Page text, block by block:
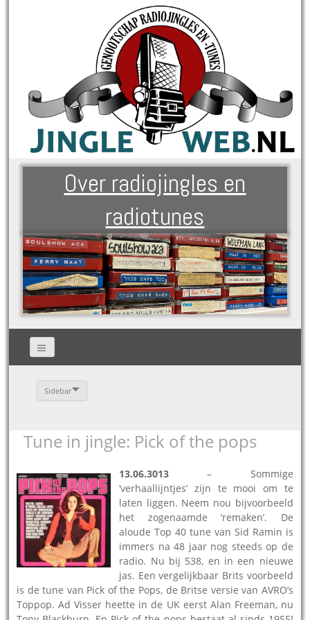
Over radiojingles en
radiotunes
Sidebar
Tune in jingle: Pick of the pops
13.06.3013 – Sommige
‘verhaallijntjes’ zijn te mooi om te
laten liggen. Neem nou bijvoorbeeld
het zogenaamde ‘remaken’. De
aloude Top 40 tune van Sid Ramin is
immers na 48 jaar nog steeds op de
radio. Nu bij 538, en in een nieuwe
jas. Een vergelijkbaar Brits voorbeeld
is de tune van Pick of the Pops, de Britse versie van AVRO’s
Toppop. Ad Visser heette in de UK eerst Alan Freeman, nu